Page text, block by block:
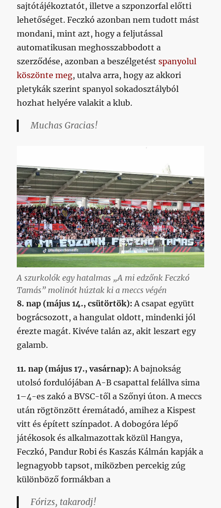
sajtótájékoztatót, illetve a szponzorfal előtti
lehetőséget. Feczkó azonban nem tudott mást
mondani, mint azt, hogy a feljutással
automatikusan meghosszabbodott a
szerződése, azonban a beszélgetéstspanyolul
köszönte meg, utalva arra, hogy az akkori
pletykák szerint spanyol sokadosztályból
hozhat helyére valakit a klub.
Muchas Gracias!
A szurkolók egy hatalmas „A mi edzőnk Feczkó
Tamás” molinót húztak ki a meccs végén
8. nap (május 14., csütörtök): A csapat együtt
bográcsozott, a hangulat oldott, mindenki jól
érezte magát. Kivéve talán az, akit leszart egy
galamb.
11. nap (május 17., vasárnap): A bajnokság
utolsó fordulójában A-B csapattal felállva sima
1–4-es zakó a BVSC-től a Szőnyi úton. A meccs
után rögtönzött éremátadó, amihez a Kispest
vitt és épített színpadot. A dobogóra lépő
játékosok és alkalmazottak közül Hangya,
Feczkó, Pandur Robi és Kaszás Kálmán kapják a
legnagyobb tapsot, miközben percekig zúg
különböző formákban a
Fórizs, takarodj!